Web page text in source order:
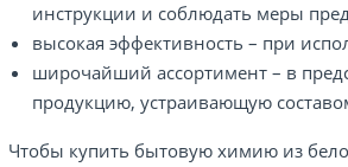
инструкции и соблюдать меры
высокая эффективность – при
широчайший ассортимент – в
продукцию, устраивающую
Чтобы купить бытовую химию из